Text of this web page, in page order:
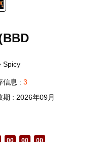
Spicy
信息 : 3
期 : 2026年09月
00 00 00